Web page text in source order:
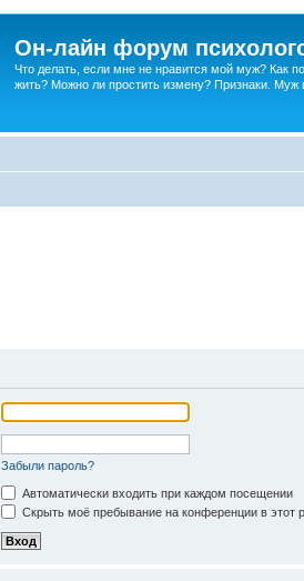
Он-лайн форум
Что делать, если мне не нравится мой муж? Как
жить? Можно ли простить измену? Признаки. Муж
Забыли пароль?
Автоматически входить при каждом посещении
Скрыть моё пребывание на конференции в этот